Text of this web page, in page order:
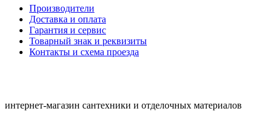
Производители
Доставка и оплата
Гарантия и сервис
Товарный знак и реквизиты
Контакты и схема проезда
интернет-магазин сантехники и отделочных материалов